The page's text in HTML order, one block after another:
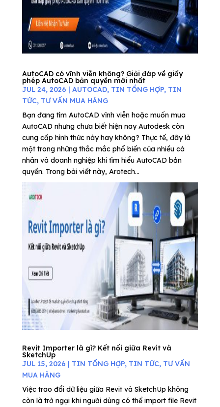
AutoCAD có vĩnh viễn không? Giải đáp về giấy
phép AutoCAD bản quyền mới nhất
JUL 24, 2026 | AUTOCAD, TIN TỔNG HỢP, TIN
TỨC, TƯ VẤN MUA HÀNG
Bạn đang tìm AutoCAD vĩnh viễn hoặc muốn mua
AutoCAD nhưng chưa biết hiện nay Autodesk còn
cung cấp hình thức này hay không? Thực tế, đây là
một trong những thắc mắc phổ biến của nhiều cá
nhân và doanh nghiệp khi tìm hiểu AutoCAD bản
quyền. Trong bài viết này, Arotech...
Revit Importer là gì? Kết nối giữa Revit và
SketchUp
JUL 15, 2026 | TIN TỔNG HỢP, TIN TỨC, TƯ VẤN
MUA HÀNG
Việc trao đổi dữ liệu giữa Revit và SketchUp không
còn là trở ngại khi người dùng có thể import file Revit